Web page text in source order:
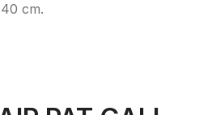
cm.